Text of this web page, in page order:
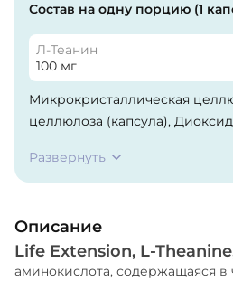
Состав на одну порцию (1
Л-Теанин
100 мг
Микрокристаллическая
целлюлоза (капсула),
Развернуть
Описание
Life Extension, L-
аминокислота, содержащаяся в